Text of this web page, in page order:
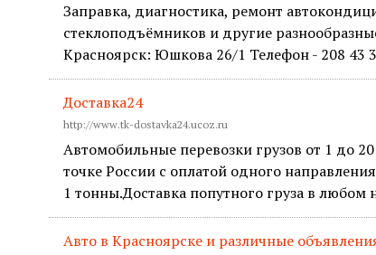
Заправка, диагностика, ремонт
стеклоподъёмников и другие
Красноярск: Юшкова 26/1 Телефон - 208 43
Доставка24
http://www.tk-dostavka24.ucoz.ru
Автомобильные перевозки грузов от 1 до
точке России с оплатой одного
1 тонны.Доставка попутного груза в любом
Авто в Красноярске и различные